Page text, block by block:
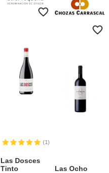
(1)
Las Dosces
Tinto
Las Ocho